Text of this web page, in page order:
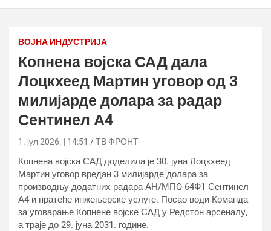
ВОЈНА ИНДУСТРИЈА
Копнена војска САД дала
Лоцкхеед Мартин уговор од 3
милијарде долара за радар
Сентинел А4
1. јул 2026. | 14:51 ТВ ФРОНТ
Копнена војска САД доделила је 30. јуна Лоцкхеед
Мартин уговор вредан 3 милијарде долара за
производњу додатних радара АН/МПQ-64Ф1 Сентинел
А4 и пратеће инжењерске услуге. Посао води Команда
за уговарање Копнене војске САД у Редстон арсеналу,
а траје до 29. јуна 2031. године.